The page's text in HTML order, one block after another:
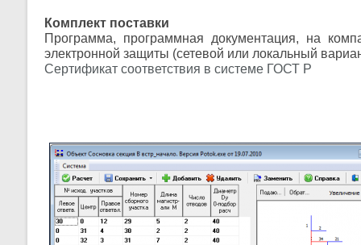
Комплект поставки
Программа, программная документация, на
электронной защиты (сетевой или локальный
Сертификат соответствия в системе ГОСТ Р